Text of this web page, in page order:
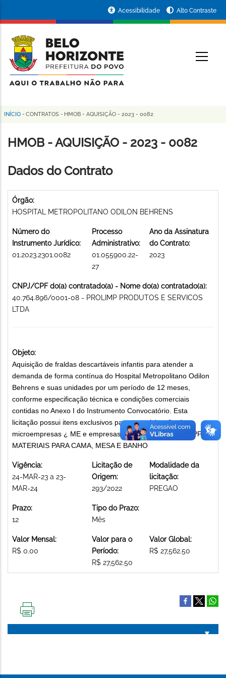
conteúdo
principal
da
Prefeitura
de
Horizonte
Acessibilidade Alto Contraste
Trilha
de
INÍCIO - CONTRATOS - HMOB - AQUISIÇÃO - 2023 - 0082
HMOB - AQUISIÇÃO - 2023 - 0082
Dados do Contrato
Órgão:
HOSPITAL METROPOLITANO ODILON BEHRENS
Número do
Instrumento Jurídico:
01.2023.2301.0082
Processo
Administrativo:
01.055900.22-
27
Ano da Assinatura
do Contrato:
2023
CNPJ/CPF do(a) contratado(a) - Nome do(a) contratado(a):
40.764.896/0001-08 - PROLIMP PRODUTOS E SERVICOS
LTDA
Objeto:
Aquisição de fraldas descartáveis infantis para atender a
demanda de forma contínua do Hospital Metropolitano Odilon
Behrens e suas unidades por um período de 12 meses,
conforme especificação técnica e condições comerciais
contidas no Anexo I do Instrumento Convocatório. Esta
licitação possui itens exclusivos para a participação de
microempresas ¿ ME e empresas de pequeno porte ¿ EPP.
MATERIAIS PARA CAMA, MESA E BANHO
Vigência:
24-MAR-23 a 23-
MAR-24
Licitação de
Origem:
293/2022
Modalidade da
licitação:
PREGAO
Prazo:
12
Tipo do Prazo:
Mês
Valor Mensal:
R$ 0.00
Valor para o
Período:
R$ 27,562.50
Valor Global:
R$ 27,562.50
PÁGINA